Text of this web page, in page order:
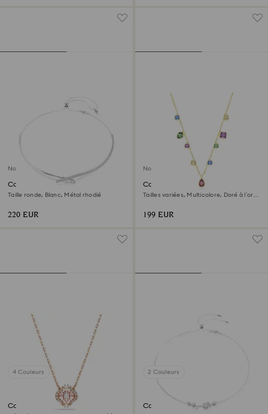
Nouveau
Collier Matrix
Taille ronde, Blanc, Métal rhodié
220 EUR
Nouveau
Collier Imber
Tailles variées, Multicolore, Doré à l’or
199 EUR
4 Couleurs
Collier Una
2 Couleurs
Collier Constella